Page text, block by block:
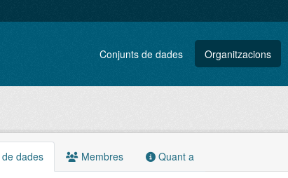
Conjunts de dades Organitzacions
dades Membres Quant a